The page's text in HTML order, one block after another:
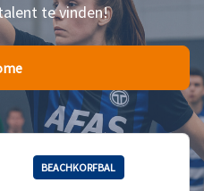
te vinden!
BEACHKORFBAL